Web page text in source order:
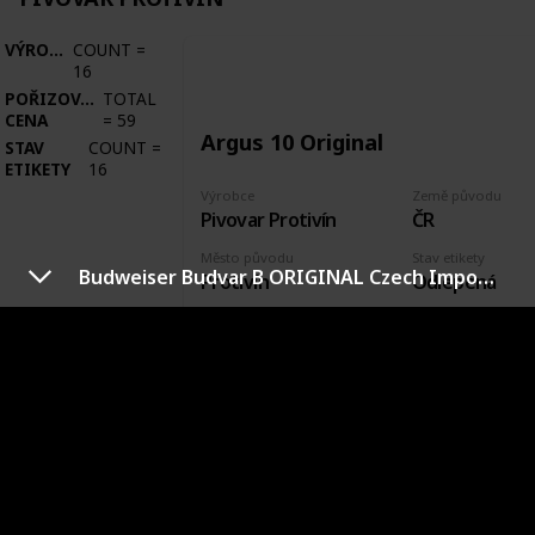
Budweiser Budvar B ORIGINAL Czech Imported Lager 0,33l RUS Etk. B
VÝROBCE COUNT =
16
POŘIZOVACÍ
CENA
TOTAL
= 59
STAV
ETIKETY
COUNT =
16
Argus 10 Original
Výrobce
Pivovar Protivín
Země původu
ČR
Stav etikety
Odlepená
Město původu
Protivín